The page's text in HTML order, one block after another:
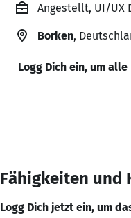
Angestellt, UI/UX
Borken,
Logg Dich ein, um
Fähigkeiten und
Logg Dich jetzt ein, um